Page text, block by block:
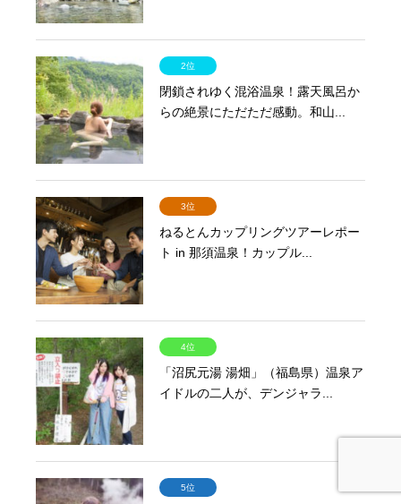
2位
閉鎖されゆく混浴温泉！露天風呂か
らの絶景にただただ感動。和山...
3位
ねるとんカップリングツアーレポー
ト in 那須温泉！カップル...
4位
「沼尻元湯 湯畑」（福島県）温泉ア
イドルの二人が、デンジャラ...
5位